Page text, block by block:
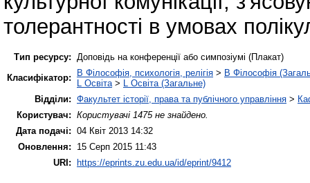
толерантності в умовах
Тип ресурсу:
Доповідь на конференції або симпозіумі (Плакат)
Класифікатор:
B Філософія, психологія, релігія > B Філософія
L Освіта > L Освіта (Загальне)
Відділи: Факультет історії, права та публічного управління >
Користувач: Користувачі 1475 не знайдено.
Дата подачі: 04 Квіт 2013 14:32
Оновлення:
15 Серп 2015 11:43
URI: https://eprints.zu.edu.ua/id/eprint/9412